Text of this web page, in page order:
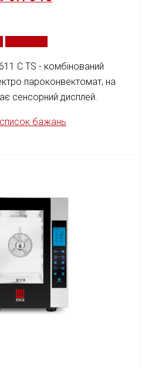
C TS - комбінований
пароконвектомат, на
сенсорний дисплей.
бажань